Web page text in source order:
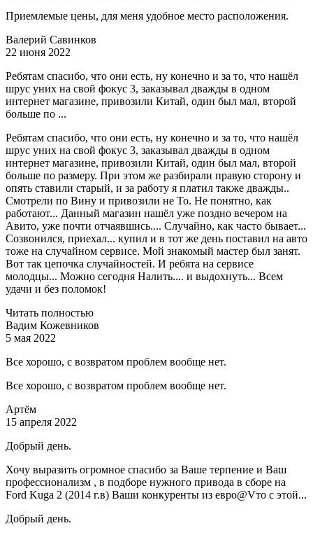
Приемлемые цены, для меня удобное место расположения.
Валерий Савинков
22 июня 2022
Ребятам спасибо, что они есть, ну конечно и за то, что нашёл
шрус уних на свой фокус 3, заказывал дважды в одном
интернет магазине, привозили Китай, один был мал, второй
больше по ...
Ребятам спасибо, что они есть, ну конечно и за то, что нашёл
шрус уних на свой фокус 3, заказывал дважды в одном
интернет магазине, привозили Китай, один был мал, второй
больше по размеру. При этом же разбирали правую сторону и
опять ставили старый, и за работу я платил также дважды..
Смотрели по Вину и привозили не То. Не понятно, как
работают... Данный магазин нашёл уже поздно вечером на
Авито, уже почти отчаявшись.... Случайно, как часто бывает...
Созвонился, приехал... купил и в тот же день поставил на авто
тоже на случайном сервисе. Мой знакомый мастер был занят.
Вот так цепочка случайностей. И ребята на сервисе
молодцы... Можно сегодня Налить.... и выдохнуть... Всем
удачи и без поломок!
Читать полностью
Вадим Кожевников
5 мая 2022
Все хорошо, с возвратом проблем вообще нет.
Все хорошо, с возвратом проблем вообще нет.
Артём
15 апреля 2022
Добрый день.
Хочу выразить огромное спасибо за Ваше терпение и Ваш
профессионализм , в подборе нужного привода в сборе на
Ford Kuga 2 (2014 г.в) Ваши конкуренты из евро@Vто с этой...
Добрый день.